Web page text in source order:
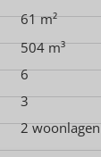
61 m²
504 m³
6
3
2 woonlagen